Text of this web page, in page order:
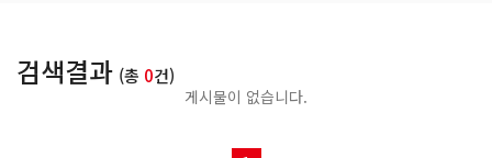
검색결과 (총 0건)
게시물이 없습니다.